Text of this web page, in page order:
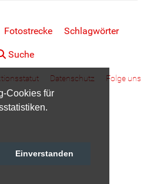
Cookies für
Einverstanden
Fotostrecke Schlagwörter
Suche
Datenschutz Folge uns